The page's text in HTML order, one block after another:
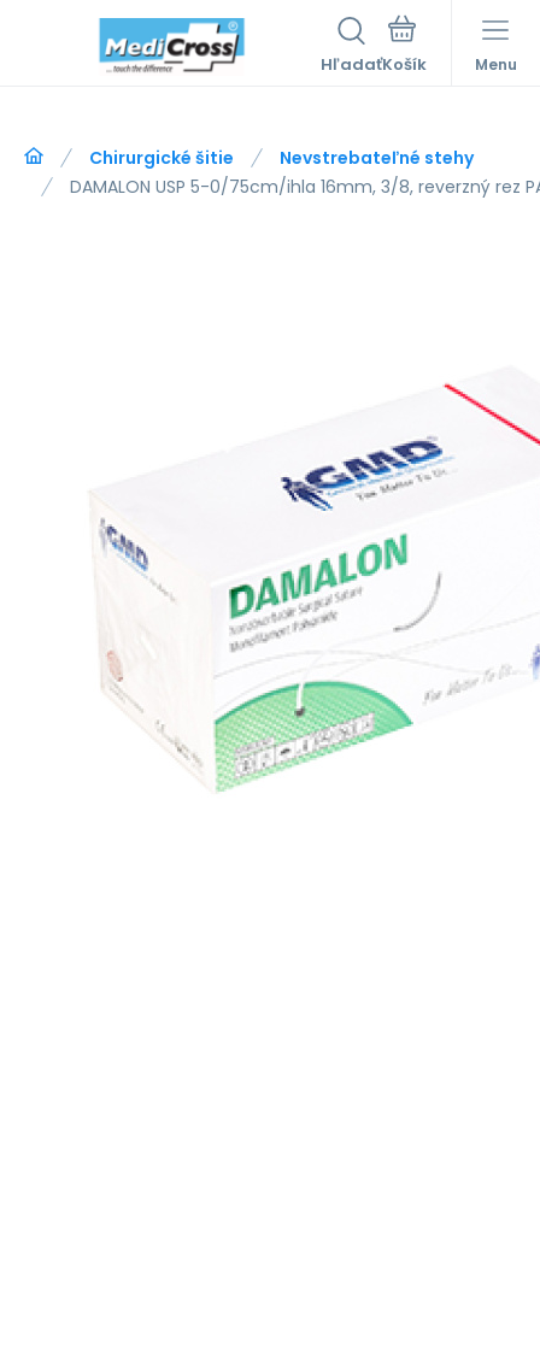
Hľadať Menu
Chirurgické šitie
Nevstrebateľné stehy
DAMALON USP 5-0/75cm/ihla 16mm, 3/8, reverzný rez